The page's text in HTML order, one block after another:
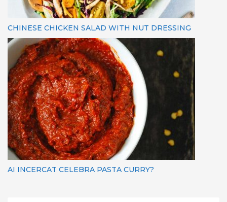
CHINESE CHICKEN SALAD WITH NUT DRESSING
AI INCERCAT CELEBRA PASTA CURRY?